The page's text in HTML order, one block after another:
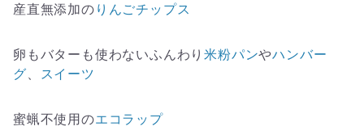
産直無添加の りんごチップス
卵もバターも使わないふんわり米粉パンやハンバー
グ、 スイーツ
蜜蝋不使用のエコラップ